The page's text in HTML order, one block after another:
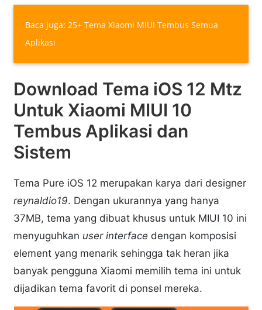
Baca juga:25+ Tema Xiaomi MIUI Tembus Semua
Aplikasi
Download Tema iOS 12 Mtz
Untuk Xiaomi MIUI 10
Tembus Aplikasi dan
Sistem
Tema Pure iOS 12 merupakan karya dari designer
reynaldio19. Dengan ukurannya yang hanya
37MB, tema yang dibuat khusus untuk MIUI 10 ini
menyuguhkan user interface dengan komposisi
element yang menarik sehingga tak heran jika
banyak pengguna Xiaomi memilih tema ini untuk
dijadikan tema favorit di ponsel mereka.